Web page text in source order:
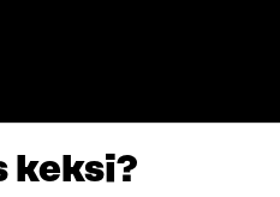
keksi?